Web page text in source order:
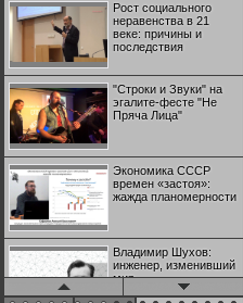
Рост социального
неравенства в 21
веке: причины и
последствия
"Строки и Звуки" на
эгалите-фесте "Не
Пряча Лица"
Экономика СССР
времен «застоя»:
жажда планомерности
Владимир Шухов:
инженер, изменивший
мир